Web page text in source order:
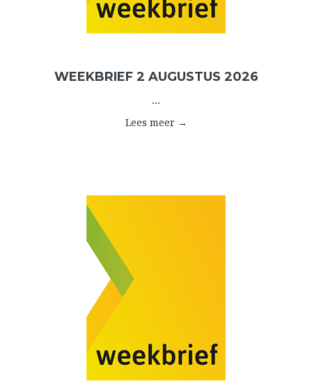
WEEKBRIEF 2 AUGUSTUS 2026
...
Lees meer →